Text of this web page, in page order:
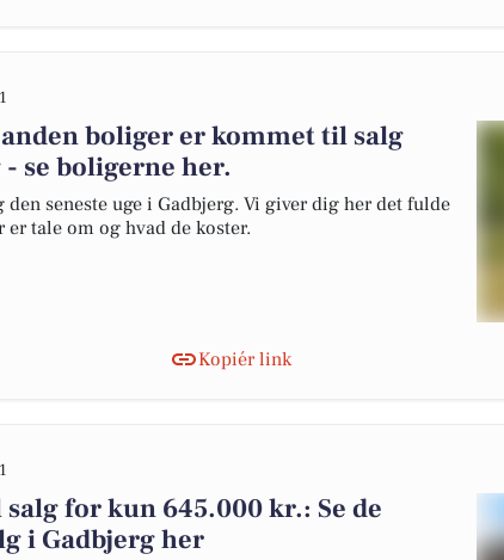
boliger er kommet til salg
se boligerne her.
seneste uge i Gadbjerg. Vi giver dig her det fulde
tale om og hvad de koster.
Kopiér link
for kun 645.000 kr.: Se de
i Gadbjerg her